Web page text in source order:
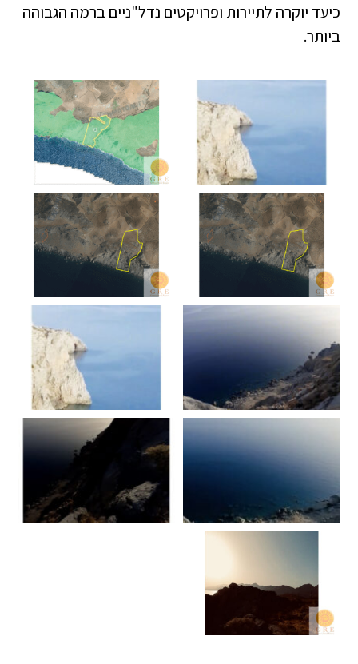
כיעד יוקרה לתיירות ופרויקטים נדל"ניים ברמה הגבוהה
ביותר.